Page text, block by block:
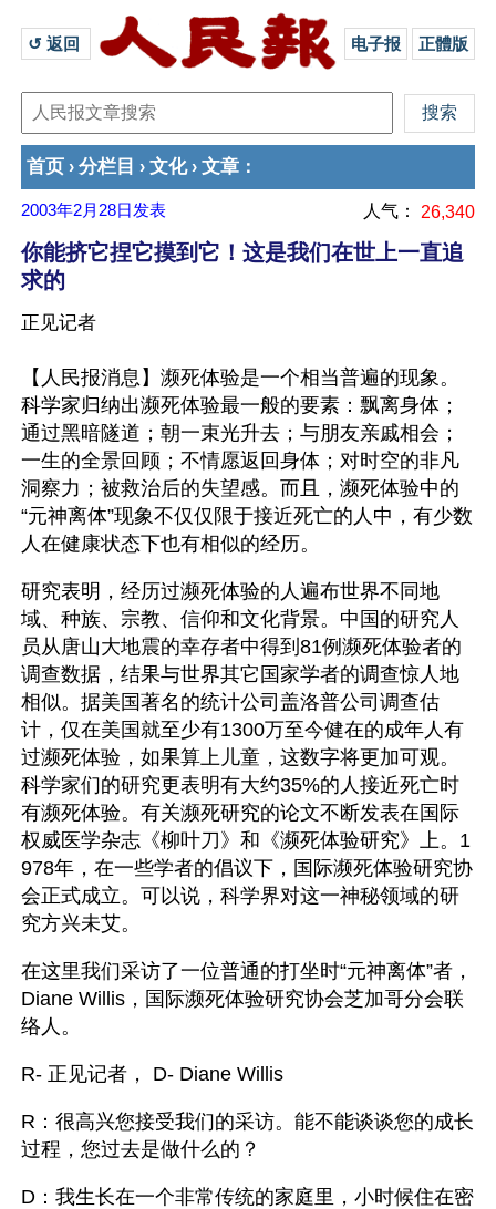
↺ 返回 电子报 正體版
首页 › 分栏目 › 文化› 文章 ：
2003年2月28日 发表 人气： 26,340
你能挤它捏它摸到它！这是我们在世上一直追
求的
正见记者
【人民报消息】濒死体验是一个相当普遍的现象。
科学家归纳出濒死体验最一般的要素：飘离身体；
通过黑暗隧道；朝一束光升去；与朋友亲戚相会；
一生的全景回顾；不情愿返回身体；对时空的非凡
洞察力；被救治后的失望感。而且，濒死体验中的
“元神离体”现象不仅仅限于接近死亡的人中，有少数
人在健康状态下也有相似的经历。
研究表明，经历过濒死体验的人遍布世界不同地
域、种族、宗教、信仰和文化背景。中国的研究人
员从唐山大地震的幸存者中得到81例濒死体验者的
调查数据，结果与世界其它国家学者的调查惊人地
相似。据美国著名的统计公司盖洛普公司调查估
计，仅在美国就至少有1300万至今健在的成年人有
过濒死体验，如果算上儿童，这数字将更加可观。
科学家们的研究更表明有大约35%的人接近死亡时
有濒死体验。有关濒死研究的论文不断发表在国际
权威医学杂志《柳叶刀》和《濒死体验研究》上。1
978年，在一些学者的倡议下，国际濒死体验研究协
会正式成立。可以说，科学界对这一神秘领域的研
究方兴未艾。
在这里我们采访了一位普通的打坐时“元神离体”者，
Diane Willis，国际濒死体验研究协会芝加哥分会联
络人。
R- 正见记者， D- Diane Willis
R：很高兴您接受我们的采访。能不能谈谈您的成长
过程，您过去是做什么的？
D：我生长在一个非常传统的家庭里，小时候住在密